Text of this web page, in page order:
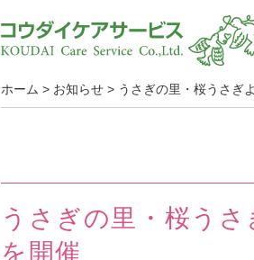
ホーム > お知らせ > うさぎの里・桜うさぎ
うさぎの里・桜う
を開催